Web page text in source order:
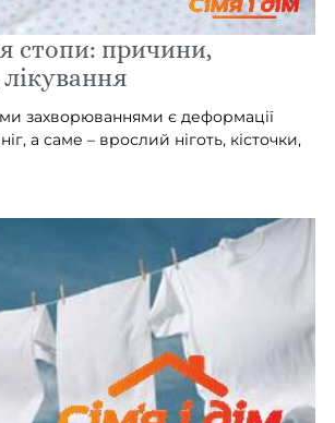
стопи: причини,
лікування
захворюваннями є деформації
ніг, а саме – врослий ніготь, кісточки,